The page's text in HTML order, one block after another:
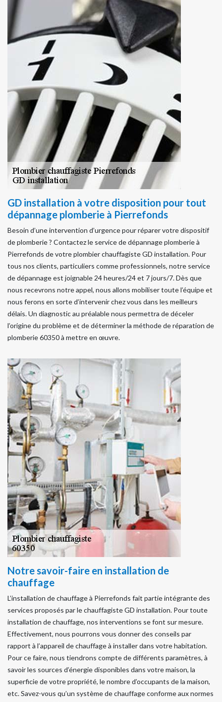
GD installation à votre disposition pour tout
dépannage plomberie à Pierrefonds
Besoin d’une intervention d’urgence pour réparer votre dispositif
de plomberie ? Contactez le service de dépannage plomberie à
Pierrefonds de votre plombier chauffagiste GD installation. Pour
tous nos clients, particuliers comme professionnels, notre service
de dépannage est joignable 24 heures/24 et 7 jours/7. Dès que
nous recevrons notre appel, nous allons mobiliser toute l’équipe et
nous ferons en sorte d’intervenir chez vous dans les meilleurs
délais. Un diagnostic au préalable nous permettra de déceler
l’origine du problème et de déterminer la méthode de réparation de
plomberie 60350 à mettre en œuvre.
Notre savoir-faire en installation de
chauffage
L’installation de chauffage à Pierrefonds fait partie intégrante des
services proposés par le chauffagiste GD installation. Pour toute
installation de chauffage, nos interventions se font sur mesure.
Effectivement, nous pourrons vous donner des conseils par
rapport à l’appareil de chauffage à installer dans votre habitation.
Pour ce faire, nous tiendrons compte de différents paramètres, à
savoir les sources d’énergie disponibles dans votre maison, la
superficie de votre propriété, le nombre d’occupants de la maison,
etc. Savez-vous qu’un système de chauffage conforme aux normes